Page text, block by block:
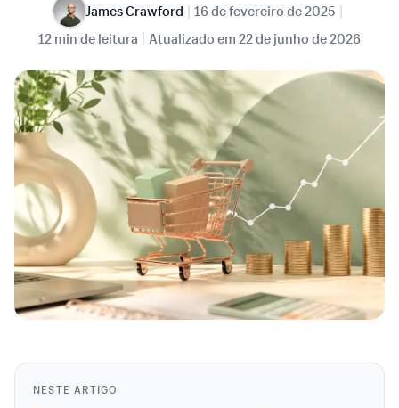
James Crawford | 16 de fevereiro de 2025 |
12 min de leitura | Atualizado em 22 de junho de 2026
NESTE ARTIGO